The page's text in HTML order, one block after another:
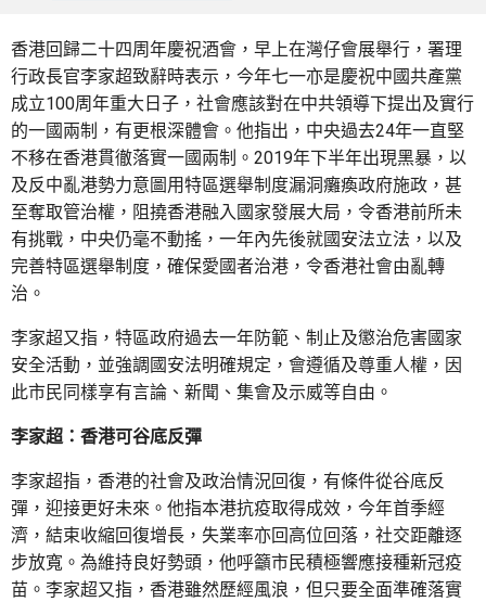
香港回歸二十四周年慶祝酒會，早上在灣仔會展舉行，署理
行政長官李家超致辭時表示，今年七一亦是慶祝中國共產黨
成立100周年重大日子，社會應該對在中共領導下提出及實行
的一國兩制，有更根深體會。他指出，中央過去24年一直堅
不移在香港貫徹落實一國兩制。2019年下半年出現黑暴，以
及反中亂港勢力意圖用特區選舉制度漏洞癱瘓政府施政，甚
至奪取管治權，阻撓香港融入國家發展大局，令香港前所未
有挑戰，中央仍毫不動搖，一年內先後就國安法立法，以及
完善特區選舉制度，確保愛國者治港，令香港社會由亂轉
治。
李家超又指，特區政府過去一年防範、制止及懲治危害國家
安全活動，並強調國安法明確規定，會遵循及尊重人權，因
此市民同樣享有言論、新聞、集會及示威等自由。
李家超：香港可谷底反彈
李家超指，香港的社會及政治情況回復，有條件從谷底反
彈，迎接更好未來。他指本港抗疫取得成效，今年首季經
濟，結束收縮回復增長，失業率亦回高位回落，社交距離逐
步放寬。為維持良好勢頭，他呼籲市民積極響應接種新冠疫
苗。李家超又指，香港雖然歷經風浪，但只要全面準確落實